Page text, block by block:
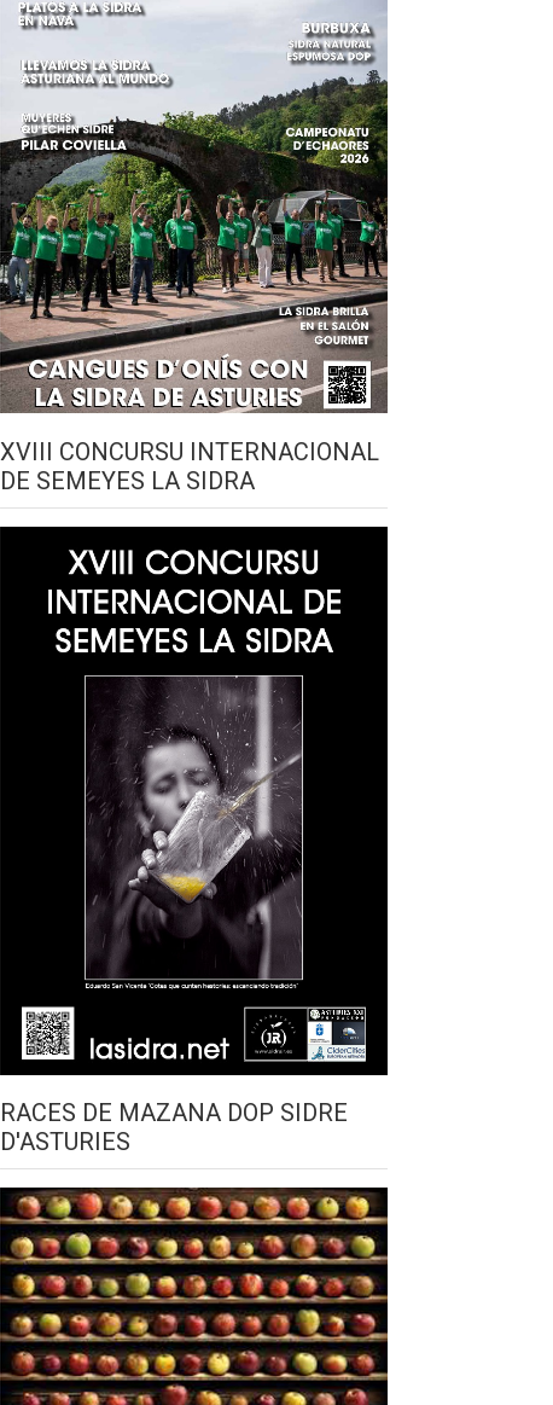
XVIII CONCURSU INTERNACIONAL
DE SEMEYES LA SIDRA
RACES DE MAZANA DOP SIDRE
D'ASTURIES